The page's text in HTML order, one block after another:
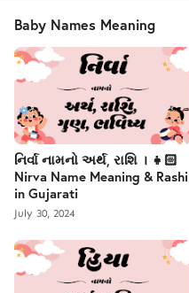
Baby Names Meaning
નિર્વા નામનો અર્થ, રાશિ । 👧🏻
Nirva Name Meaning & Rashi
in Gujarati
July 30, 2024